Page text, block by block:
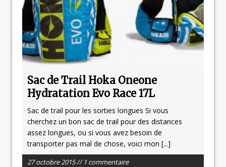
Sac de Trail Hoka Oneone
Hydratation Evo Race 17L
Sac de trail pour les sorties longues Si vous
cherchez un bon sac de trail pour des distances
assez longues, ou si vous avez besoin de
transporter pas mal de chose, voici mon [...]
27 octobre 2015 // 1 commentaire